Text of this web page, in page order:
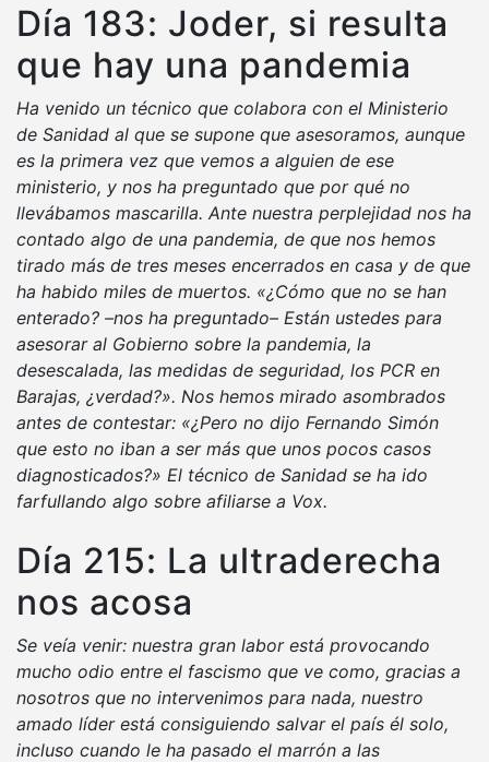
Día 183: Joder, si resulta
que hay una pandemia
Ha venido un técnico que colabora con el Ministerio
de Sanidad al que se supone que asesoramos, aunque
es la primera vez que vemos a alguien de ese
ministerio, y nos ha preguntado que por qué no
llevábamos mascarilla. Ante nuestra perplejidad nos ha
contado algo de una pandemia, de que nos hemos
tirado más de tres meses encerrados en casa y de que
ha habido miles de muertos. «¿Cómo que no se han
enterado? –nos ha preguntado– Están ustedes para
asesorar al Gobierno sobre la pandemia, la
desescalada, las medidas de seguridad, los PCR en
Barajas, ¿verdad?». Nos hemos mirado asombrados
antes de contestar: «¿Pero no dijo Fernando Simón
que esto no iban a ser más que unos pocos casos
diagnosticados?» El técnico de Sanidad se ha ido
farfullando algo sobre afiliarse a Vox.
Día 215: La ultraderecha
nos acosa
Se veía venir: nuestra gran labor está provocando
mucho odio entre el fascismo que ve como, gracias a
nosotros que no intervenimos para nada, nuestro
amado líder está consiguiendo salvar el país él solo,
incluso cuando le ha pasado el marrón a las